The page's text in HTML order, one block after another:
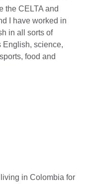
the CELTA and
I have worked in
in all sorts of
English, science,
food and
living in Colombia for